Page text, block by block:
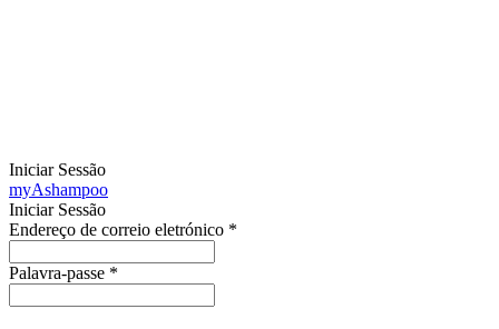
Iniciar Sessão
myAshampoo
Iniciar Sessão
Endereço de correio eletrónico *
Palavra-passe *